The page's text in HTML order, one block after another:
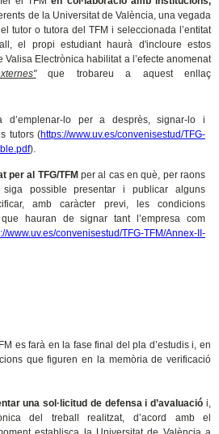
de la Universitat de València, una vegada
tutor o tutora del TFM i seleccionada l’entitat
el propi estudiant haurà d'incloure estos
Electrònica habilitat a l’efecte anomenat
que trobareu a aquest enllaç
d’emplenar-lo per a desprès, signar-lo i
tutors (https://www.uv.es/convenisestud/TFG-
).
per al TFG/TFM per al cas en què, per raons
possible presentar i publicar alguns
amb caràcter previ, les condicions
que hauran de signar tant l’empresa com
www.uv.es/convenisestud/TFG-TFM/Annex-II-
es farà en la fase final del pla d’estudis i, en
que figuren en la memòria de verificació
una sol·licitud de defensa i d’avaluació i,
del treball realitzat, d’acord amb el